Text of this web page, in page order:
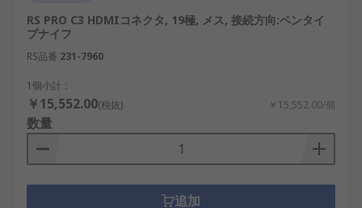
RS PRO C3 HDMIコネクタ, 19極, メス, 接続方向:ペンタイ
プナイフ
RS品番 231-7960
1個小計：
￥15,552.00(税抜) ￥15,552.00/個
数量
追加